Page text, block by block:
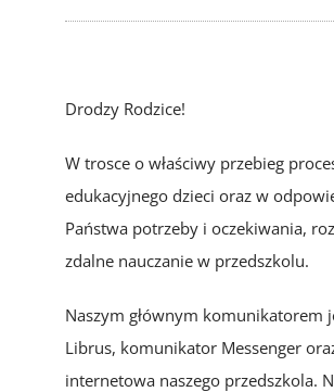
Drodzy Rodzice!
W trosce o właściwy przebieg
edukacyjnego dzieci oraz w
Państwa potrzeby i oczekiwania,
zdalne nauczanie w przedszkolu.
Naszym głównym komunikatorem
Librus, komunikator Messenger
internetowa naszego przedszkola.